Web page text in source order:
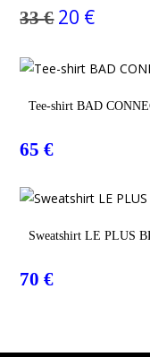
33€ Le
était :
20 €Le
est :
Tee-shirt BAD
65€
Sweatshirt LE PLUS
70€